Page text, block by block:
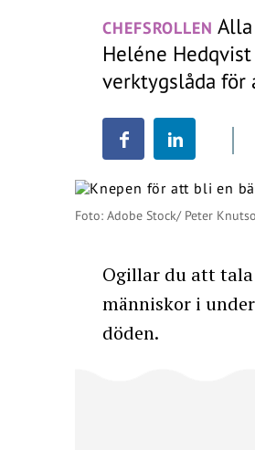
CHEFSROLLEN
Heléne
verktygslåda för
Foto: Adobe Stock/ Peter
Ogillar du att
människor i
döden.